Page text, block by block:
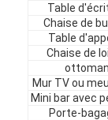
Meubles de
Meubles
Meubles
Meubles
Table
Chaise de
Table
Chaise de
ottoman
Mur TV ou
Mini bar avec
Porte-